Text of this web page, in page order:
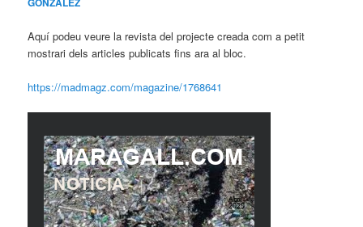
Aquí podeu veure la revista del projecte creada com a petit
mostrari dels articles publicats fins ara al bloc.
https://madmagz.com/magazine/1768641